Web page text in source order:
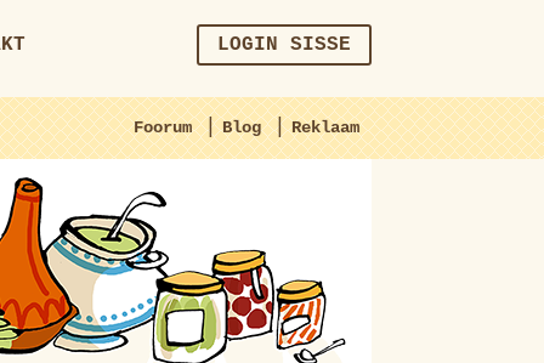
LOGIN SISSE
Foorum | Blog | Reklaam